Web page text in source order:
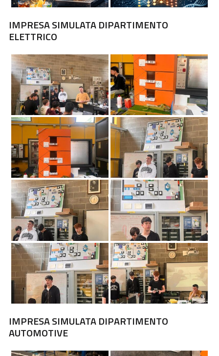
IMPRESA SIMULATA DIPARTIMENTO
ELETTRICO
IMPRESA SIMULATADIPARTIMENTO
AUTOMOTIVE